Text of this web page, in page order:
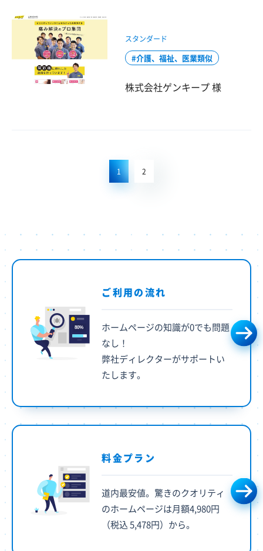
スタンダード
介護、福祉、医業類似
株式会社ゲンキープ 様
1 2
ご利用の流れ
ホームページの知識が0でも問題
なし！
弊社ディレクターがサポートい
たします。
料金プラン
道内最安値。驚きのクオリティ
のホームページは月額4,980円
（税込 5,478円）から。